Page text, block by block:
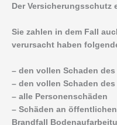
Der Versicherungsschutz
Sie zahlen in dem Fall
verursacht haben
– den vollen Schaden des
– den vollen Schaden
– alle Personenschäden
– Schäden an
Brandfall